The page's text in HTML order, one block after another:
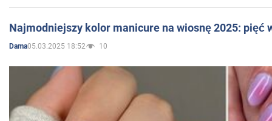
Najmodniejszy kolor manicure na wiosnę 2025: pięć
Dama05.03.2025 18:52 10